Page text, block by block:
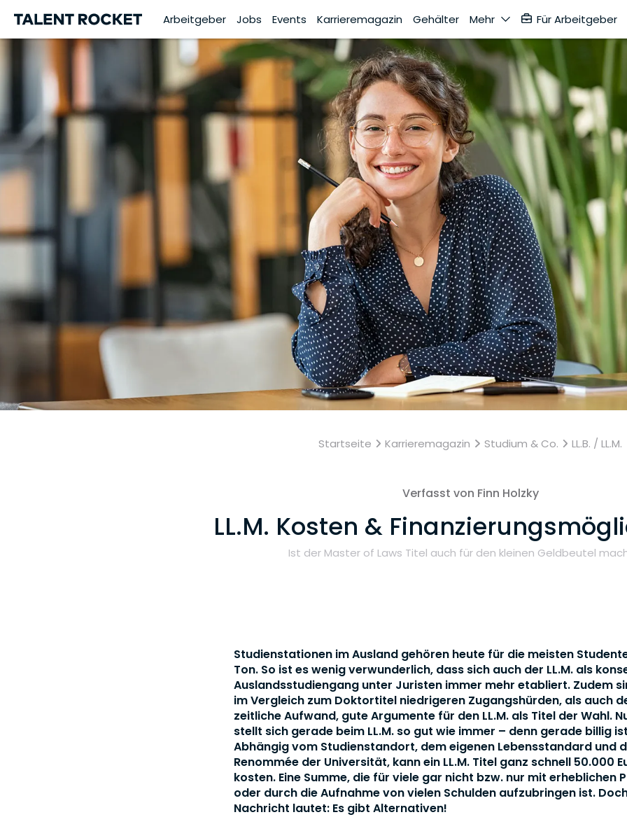
Arbeitgeber Jobs Events Karrieremagazin Gehälter Mehr Für Arbeitgeber
Startseite Karrieremagazin Studium & Co. LL.B. / LL.M.
Verfasst von Finn Holzky
LL.M. Kosten &
Ist der Master of Laws Titel auch für den kleinen Geldbeutel
Studienstationen im Ausland gehören heute für die meisten
Ton. So ist es wenig verwunderlich, dass sich auch der LL.M. als
Auslandsstudiengang unter Juristen immer mehr etabliert. Zudem
im Vergleich zum Doktortitel niedrigeren Zugangshürden, als auch
zeitliche Aufwand, gute Argumente für den LL.M. als Titel der Wahl.
stellt sich gerade beim LL.M. so gut wie immer – denn gerade billig
Abhängig vom Studienstandort, dem eigenen Lebensstandard und
Renommée der Universität, kann ein LL.M. Titel ganz schnell 50.000
kosten. Eine Summe, die für viele gar nicht bzw. nur mit erheblichen
oder durch die Aufnahme von vielen Schulden aufzubringen ist.
Nachricht lautet: Es gibt Alternativen!